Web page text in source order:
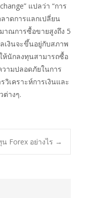
แปลว่า “การ
าดการแลกเปลี่ยน
าณการซื้อขายสูงถึง 5
เงินจะขึ้นอยู่กับสภาพ
ห้นักลงทุนสามารถซื้อ
ามปลอดภัยในการ
เคราะห์การเงินและ
ต่างๆ.
น Forex อย่างไร →